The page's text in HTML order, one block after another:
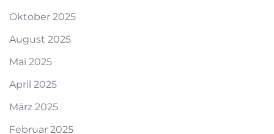
Oktober 2025
August 2025
Mai 2025
April 2025
März 2025
Februar 2025